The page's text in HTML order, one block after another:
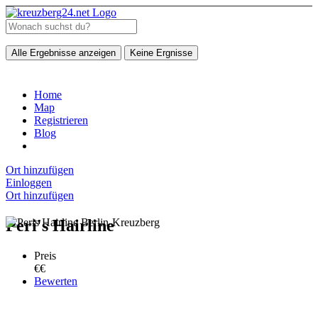
Alle Ergebnisse anzeigen Keine Ergnisse
Home
Map
Registrieren
Blog
Ort hinzufügen
Einloggen
Ort hinzufügen
Peri's Hairline
Preis
€€
Bewerten